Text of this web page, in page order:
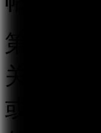
第四条
关的跟
或者省